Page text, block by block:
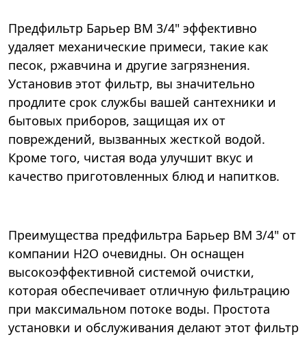
Предфильтр Барьер ВМ 3/4" эффективно
удаляет механические примеси, такие как
песок, ржавчина и другие загрязнения.
Установив этот фильтр, вы значительно
продлите срок службы вашей сантехники и
бытовых приборов, защищая их от
повреждений, вызванных жесткой водой.
Кроме того, чистая вода улучшит вкус и
качество приготовленных блюд и напитков.
Преимущества предфильтра Барьер ВМ 3/4" от
компании Н2О очевидны. Он оснащен
высокоэффективной системой очистки,
которая обеспечивает отличную фильтрацию
при максимальном потоке воды. Простота
установки и обслуживания делают этот фильтр